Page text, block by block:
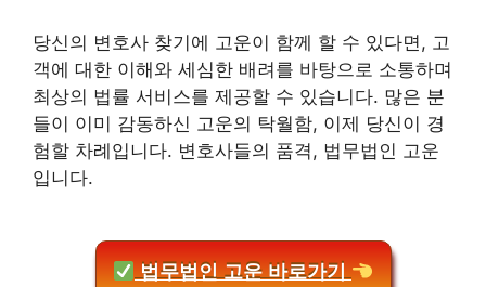
당신의 변호사 찾기에 고운이 함께 할 수 있다면, 고
객에 대한 이해와 세심한 배려를 바탕으로 소통하며
최상의 법률 서비스를 제공할 수 있습니다. 많은 분
들이 이미 감동하신 고운의 탁월함, 이제 당신이 경
험할 차례입니다. 변호사들의 품격, 법무법인 고운
입니다.
법무법인 고운 바로가기